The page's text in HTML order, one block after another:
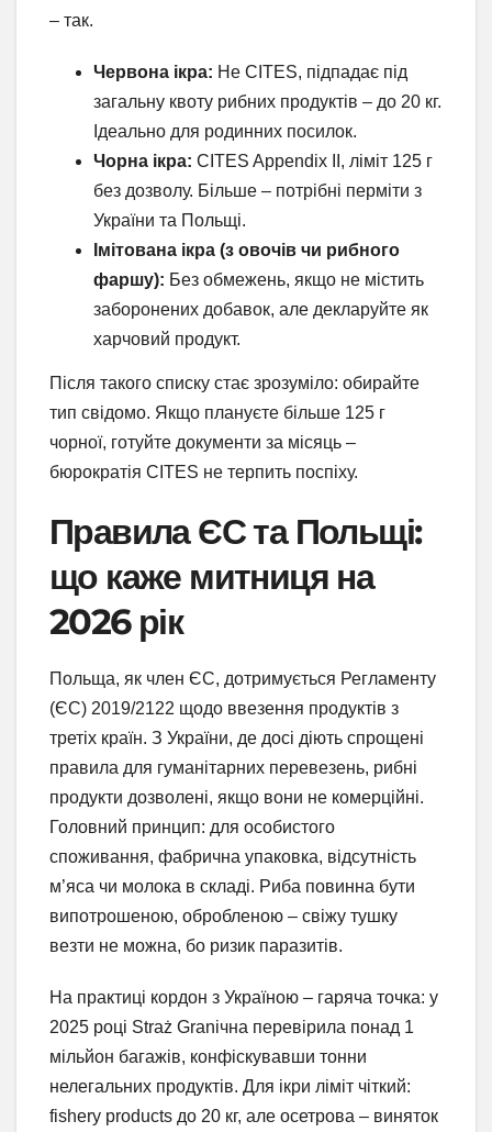
– так.
Червона ікра: Не CITES, підпадає під
загальну квоту рибних продуктів – до 20 кг.
Ідеально для родинних посилок.
Чорна ікра: CITES Appendix II, ліміт 125 г
без дозволу. Більше – потрібні перміти з
України та Польщі.
Імітована ікра (з овочів чи рибного
фаршу): Без обмежень, якщо не містить
заборонених добавок, але декларуйте як
харчовий продукт.
Після такого списку стає зрозуміло: обирайте
тип свідомо. Якщо плануєте більше 125 г
чорної, готуйте документи за місяць –
бюрократія CITES не терпить поспіху.
Правила ЄС та Польщі:
що каже митниця на
2026 рік
Польща, як член ЄС, дотримується Регламенту
(ЄС) 2019/2122 щодо ввезення продуктів з
третіх країн. З України, де досі діють спрощені
правила для гуманітарних перевезень, рибні
продукти дозволені, якщо вони не комерційні.
Головний принцип: для особистого
споживання, фабрична упаковка, відсутність
м’яса чи молока в складі. Риба повинна бути
випотрошеною, обробленою – свіжу тушку
везти не можна, бо ризик паразитів.
На практиці кордон з Україною – гаряча точка: у
2025 році Straż Granічна перевірила понад 1
мільйон багажів, конфіскувавши тонни
нелегальних продуктів. Для ікри ліміт чіткий:
fishery products до 20 кг, але осетрова – виняток